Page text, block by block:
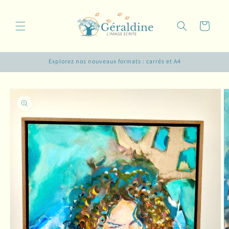
au
contenu
Panier
Explorez nos nouveaux formats : carrés et A4
Passer aux
informations
produits